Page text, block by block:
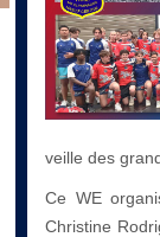
veille des
Ce WE
Christine